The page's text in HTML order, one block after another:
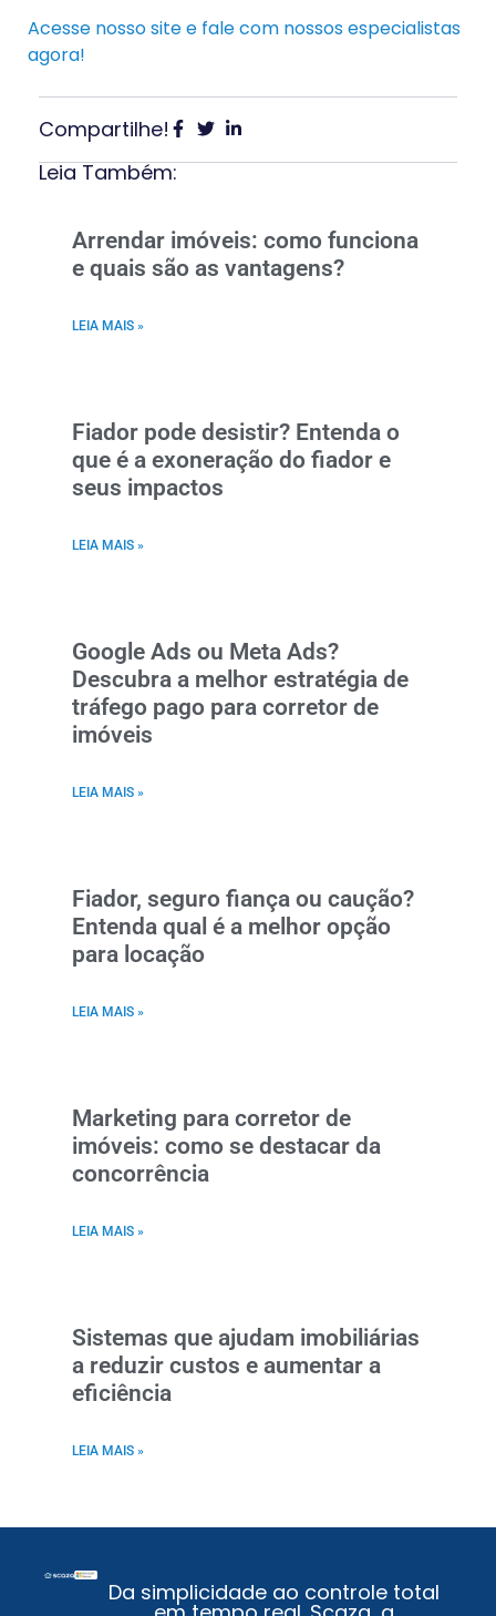
Acesse nosso site e fale com nossos especialistas
agora!
Compartilhe!
Leia Também:
Arrendar imóveis: como funciona
e quais são as vantagens?
LEIA MAIS »
Fiador pode desistir? Entenda o
que é a exoneração do fiador e
seus impactos
LEIA MAIS »
Google Ads ou Meta Ads?
Descubra a melhor estratégia de
tráfego pago para corretor de
imóveis
LEIA MAIS »
Fiador, seguro fiança ou caução?
Entenda qual é a melhor opção
para locação
LEIA MAIS »
Marketing para corretor de
imóveis: como se destacar da
concorrência
LEIA MAIS »
Sistemas que ajudam imobiliárias
a reduzir custos e aumentar a
eficiência
LEIA MAIS »
Da simplicidade ao controle total